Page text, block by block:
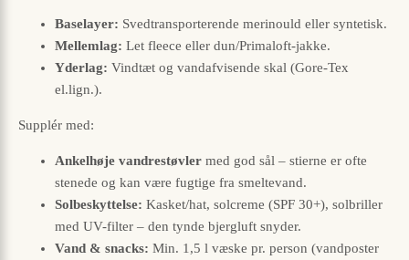
Baselayer: Svedtransporterende merinould eller syntetisk.
Mellemlag: Let fleece eller dun/Primaloft-jakke.
Yderlag: Vindtæt og vandafvisende skal (Gore-Tex
el.lign.).
Supplér med:
Ankelhøje vandrestøvler med god sål – stierne er ofte
stenede og kan være fugtige fra smeltevand.
Solbeskyttelse: Kasket/hat, solcreme (SPF 30+), solbriller
med UV-filter – den tynde bjergluft snyder.
Vand & snacks: Min. 1,5 l væske pr. person (vandposter